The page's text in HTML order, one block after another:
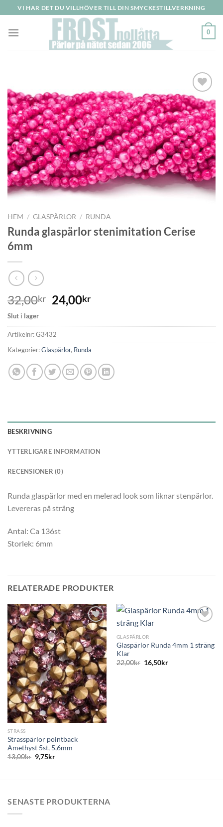
to
content
VI HAR DET DU VILLHÖVER TILL DIN SMYCKESTILLVERKNING
0
HEM / GLASPÄRLOR / RUNDA
Runda glaspärlor stenimitation Cerise
6mm
32,00kr 24,00kr
Slut i lager
Artikelnr:G3432
Kategorier:Glaspärlor, Runda
BESKRIVNING
YTTERLIGARE INFORMATION
RECENSIONER (0)
Runda glaspärlor med en melerad look som liknar stenpärlor.
Levereras på sträng
Antal: Ca 136st
Storlek: 6mm
RELATERADE PRODUKTER
STRASS
Strasspärlor pointback
Amethyst 5st, 5,6mm
13,00kr 9,75kr
GLASPÄRLOR
Glaspärlor Runda 4mm 1 sträng
Klar
22,00kr 16,50kr
SENASTE PRODUKTERNA